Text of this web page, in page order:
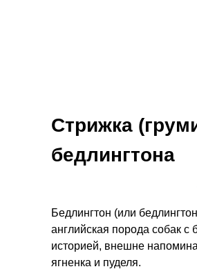
Стрижка
бедлингтона
Бедлингтон (или
английская порода собак с
историей, внешне
ягненка и пуделя.